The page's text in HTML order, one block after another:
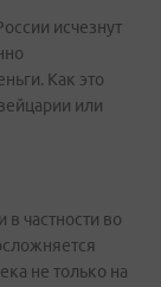
исчезнут
Как это
или
частности во
не только на